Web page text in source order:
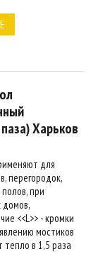
Харьков
для
перегородок,
при
домов,
<<L>> - кромки
мостиков
тепло в 1,5 раза